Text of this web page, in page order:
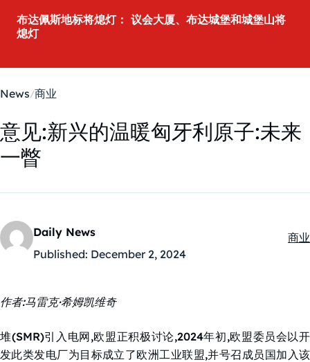
布达佩斯地标将熄灯： 议会大厦、布达城堡和城堡山将
熄灯
News 商业
意见:新兴的温暖匈牙利原子:未来
一瞥
Daily News
Published: December 2, 2024
商业
作者:马雷克·希姆凯维奇
堆(SMR)引入电网,欧盟正积极讨论,2024年初,欧盟委员会以开
发此类发电厂为目标成立了欧洲工业联盟,并号召成员国加入该